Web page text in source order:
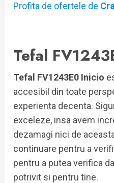
Profita de ofertele de
Tefal
Tefal FV1243E0 Inicio
accesibil din toate
experienta decenta.
exceleze, insa avem
dezamagi nici de
continuare pentru a
pentru a putea verifica
potrivit si pentru tine.